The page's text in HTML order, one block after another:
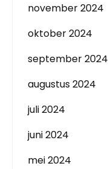
november 2024
oktober 2024
september 2024
augustus 2024
juli 2024
juni 2024
mei 2024